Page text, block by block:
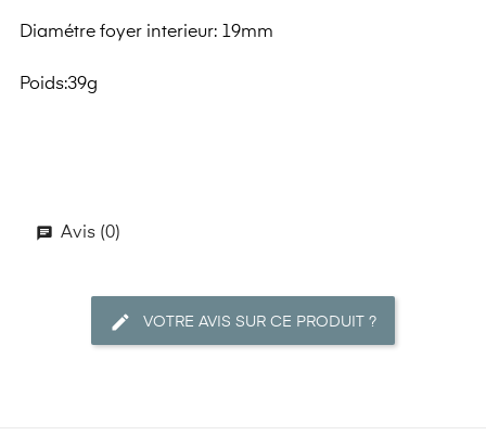
Diamétre foyer interieur: 19mm
Poids:39g
Avis (0)
VOTRE AVIS SUR CE PRODUIT ?